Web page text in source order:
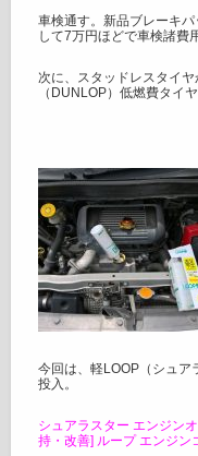
車検通す。新品ブレーキ
して7万円ほどで車検諸費
次に、スタッドレスタイ
（DUNLOP）低燃費タイ
今回は、軽LOOP（シュア
投入。
シュアラスター エンジン
持・改善] ループ エンジン